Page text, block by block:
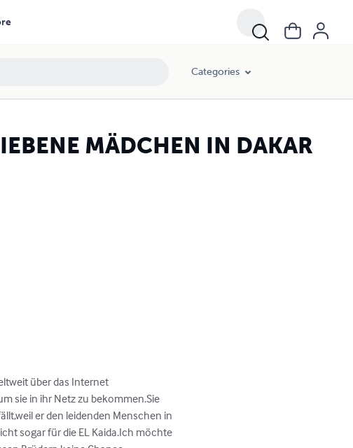
Categories
MÄDCHEN IN DAKAR
über das Internet
sie in ihr Netz zu bekommen.Sie
er den leidenden Menschen in
sogar für die EL Kaida.Ich möchte